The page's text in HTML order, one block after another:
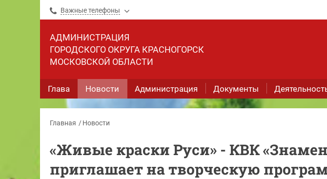
Важные телефоны
АДМИНИСТРАЦИЯ
ГОРОДСКОГО ОКРУГА КРАСНОГОРСК
МОСКОВСКОЙ ОБЛАСТИ
Глава Новости Администрация Документы
Главная Новости
«Живые краски Руси» - КВК
приглашает на творческую